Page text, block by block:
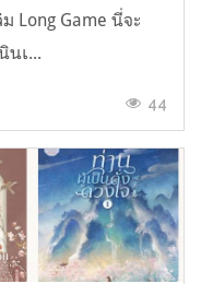
Long Game นี่จะ
นเ...
44